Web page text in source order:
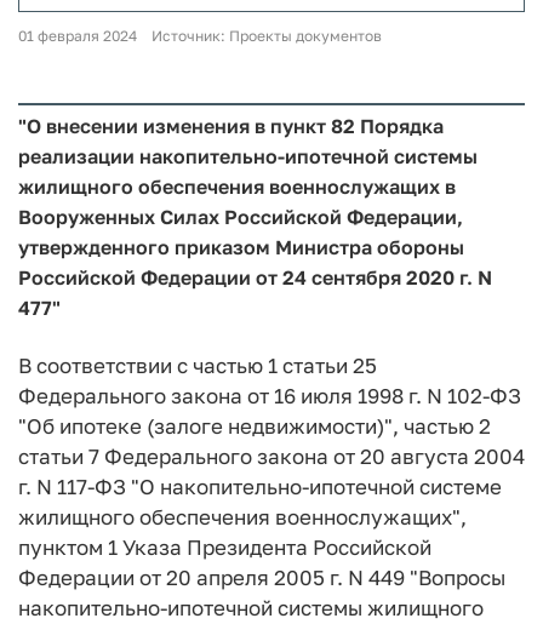
01 февраля 2024 Источник: Проекты документов
"О внесении изменения в пункт 82 Порядка
реализации накопительно-ипотечной системы
жилищного обеспечения военнослужащих в
Вооруженных Силах Российской Федерации,
утвержденного приказом Министра обороны
Российской Федерации от 24 сентября 2020 г. N
477"
В соответствии с частью 1 статьи 25
Федерального закона от 16 июля 1998 г. N 102-ФЗ
"Об ипотеке (залоге недвижимости)", частью 2
статьи 7 Федерального закона от 20 августа 2004
г. N 117-ФЗ "О накопительно-ипотечной системе
жилищного обеспечения военнослужащих",
пунктом 1 Указа Президента Российской
Федерации от 20 апреля 2005 г. N 449 "Вопросы
накопительно-ипотечной системы жилищного